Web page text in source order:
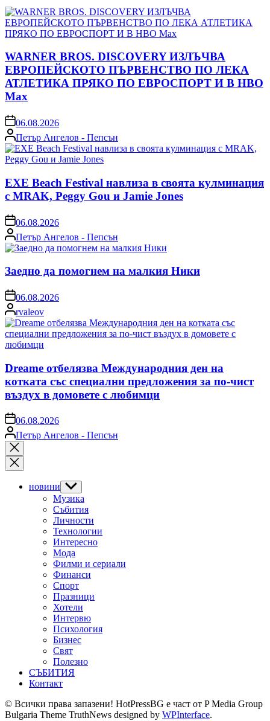
WARNER BROS. DISCOVERY ИЗЛЪЧВА
ЕВРОПЕЙСКОТО ПЪРВЕНСТВО ПО ЛЕКА
АТЛЕТИКА ПРЯКО ПО ЕВРОСПОРТ И В НВО
Мах
on06.08.2026
Posted
by
Петър Ангелов - Пепсън
EXE Beach Festival навлиза в своята кулминация
с MRAK, Peggy Gou и Jamie Jones
on06.08.2026
Posted
by
Петър Ангелов - Пепсън
Заедно да помогнем на малкия Ники
on06.08.2026
Posted
by
rvaleov
Dreame отбелязва Международния ден на
котката със специални предложения за по-чист
въздух в домовете с любимци
on06.08.2026
Posted
by
Петър Ангелов - Пепсън
Close
search
новини Show
sub
menu
Музика
Събития
Личности
Технологии
Интересно
Мода
Филми и сериали
Финанси
Спорт
Празници
Хотели
Интервю
Психология
Бизнес
Свят
Полезно
СЪБИТИЯ
Контакт
© Всички права запазени! HotPressBG е част от P Media Group
Bulgaria Theme TruthNews designed by WPInterface.